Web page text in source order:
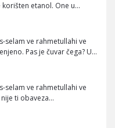
etanol. One u…
selam ve rahmetullahi ve
Pas je čuvar čega? U…
selam ve rahmetullahi ve
ti obaveza…